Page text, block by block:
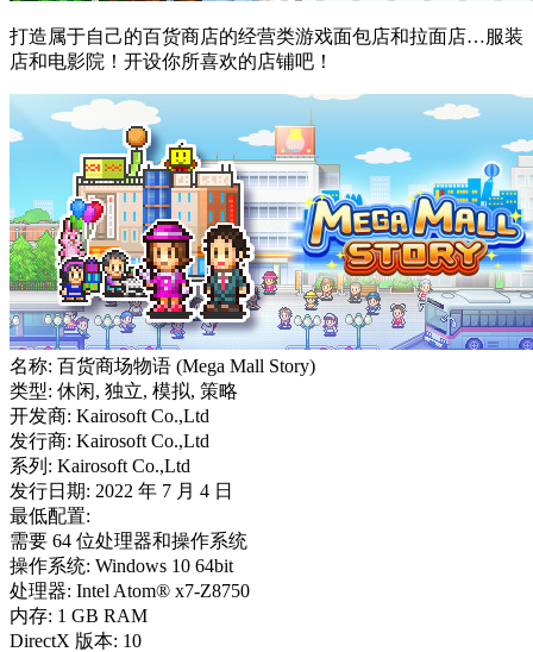
打造属于自己的百货商店的经营类游戏面包店和拉面店…服装
店和电影院！开设你所喜欢的店铺吧！
名称: 百货商场物语 (Mega Mall Story)
类型: 休闲, 独立, 模拟, 策略
开发商: Kairosoft Co.,Ltd
发行商: Kairosoft Co.,Ltd
系列: Kairosoft Co.,Ltd
发行日期: 2022 年 7 月 4 日
最低配置:
需要 64 位处理器和操作系统
操作系统: Windows 10 64bit
处理器: Intel Atom® x7-Z8750
内存: 1 GB RAM
DirectX 版本: 10